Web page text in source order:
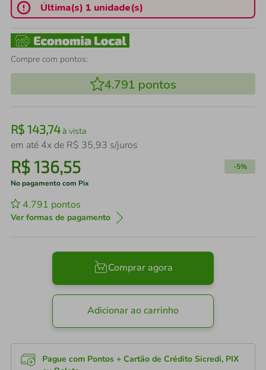
Última(s) 1 unidade(s)
Compre com pontos:
4.791 pontos
R$ 143,74à vista
em até 4x de R$ 35,93 s/juros
R$136,55 -5%
No pagamento com Pix
4.791 pontos
Ver formas de pagamento
Comprar agora
Adicionar ao carrinho
Pague com Pontos + Cartão de Crédito Sicredi, PIX